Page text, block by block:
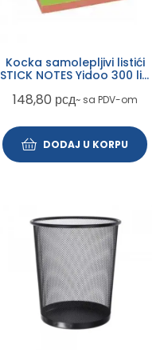
Kocka samolepljivi listići
STICK NOTES Yidoo 300 lis,
148,80 рсд~ sa PDV-om
DODAJ U KORPU